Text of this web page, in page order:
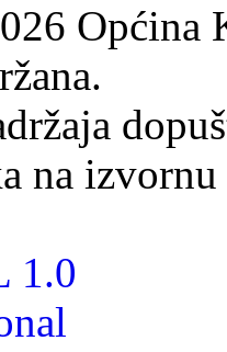
Općina
na izvornu